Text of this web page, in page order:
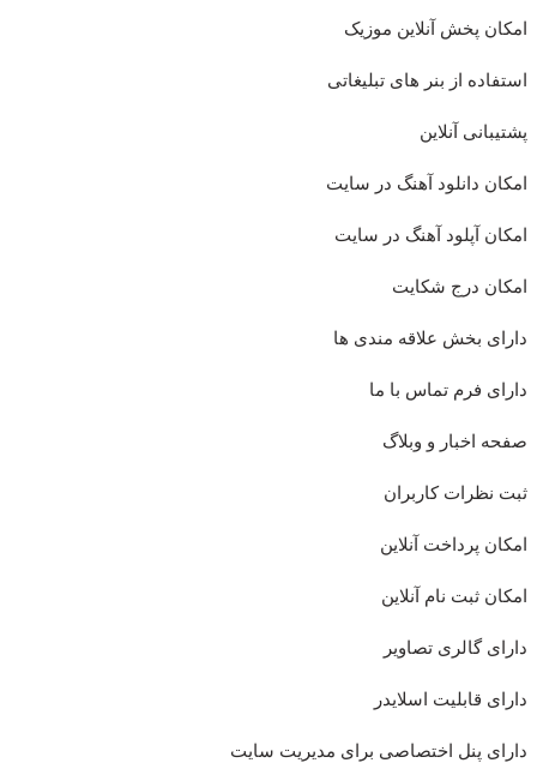
امکان پخش آنلاین موزیک
استفاده از بنر های تبلیغاتی
پشتیبانی آنلاین
امکان دانلود آهنگ در سایت
امکان آپلود آهنگ در سایت
امکان درج شکایت
دارای بخش علاقه مندی ها
دارای فرم تماس با ما
صفحه اخبار و وبلاگ
ثبت نظرات کاربران
امکان پرداخت آنلاین
امکان ثبت نام آنلاین
دارای گالری تصاویر
دارای قابلیت اسلایدر
دارای پنل اختصاصی برای مدیریت سایت